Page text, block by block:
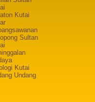
Kutai
Sultan
Kutai
Undang